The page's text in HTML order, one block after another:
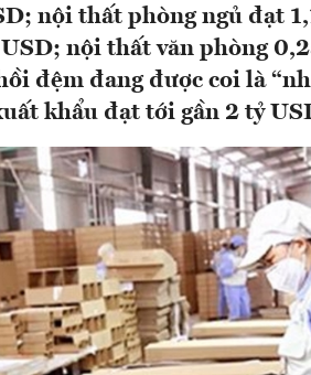
nội thất phòng ngủ đạt
nội thất văn phòng
đệm đang được coi là
khẩu đạt tới gần 2 tỷ